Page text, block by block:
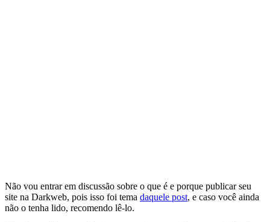
Não vou entrar em discussão sobre o que é e porque publicar seu
site na Darkweb, pois isso foi tema daquele post, e caso você ainda
não o tenha lido, recomendo lê-lo.